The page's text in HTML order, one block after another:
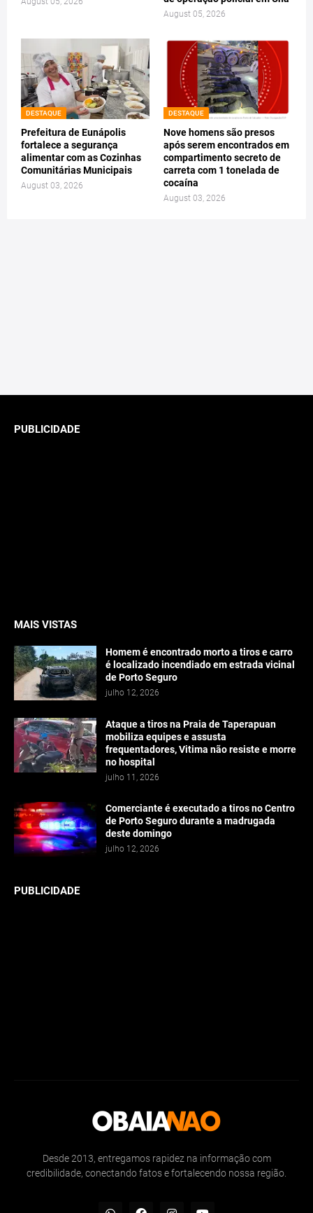
August 05, 2026
DESTAQUE
Prefeitura de Eunápolis
fortalece a segurança
alimentar com as Cozinhas
Comunitárias Municipais
August 03, 2026
DESTAQUE
Nove homens são presos
após serem encontrados em
compartimento secreto de
carreta com 1 tonelada de
cocaína
August 03, 2026
PUBLICIDADE
MAIS VISTAS
Homem é encontrado morto a tiros e carro
é localizado incendiado em estrada vicinal
de Porto Seguro
julho 12, 2026
Ataque a tiros na Praia de Taperapuan
mobiliza equipes e assusta
frequentadores, Vitima não resiste e morre
no hospital
julho 11, 2026
Comerciante é executado a tiros no Centro
de Porto Seguro durante a madrugada
deste domingo
julho 12, 2026
PUBLICIDADE
Desde 2013, entregamos rapidez na informação com
credibilidade, conectando fatos e fortalecendo nossa região.